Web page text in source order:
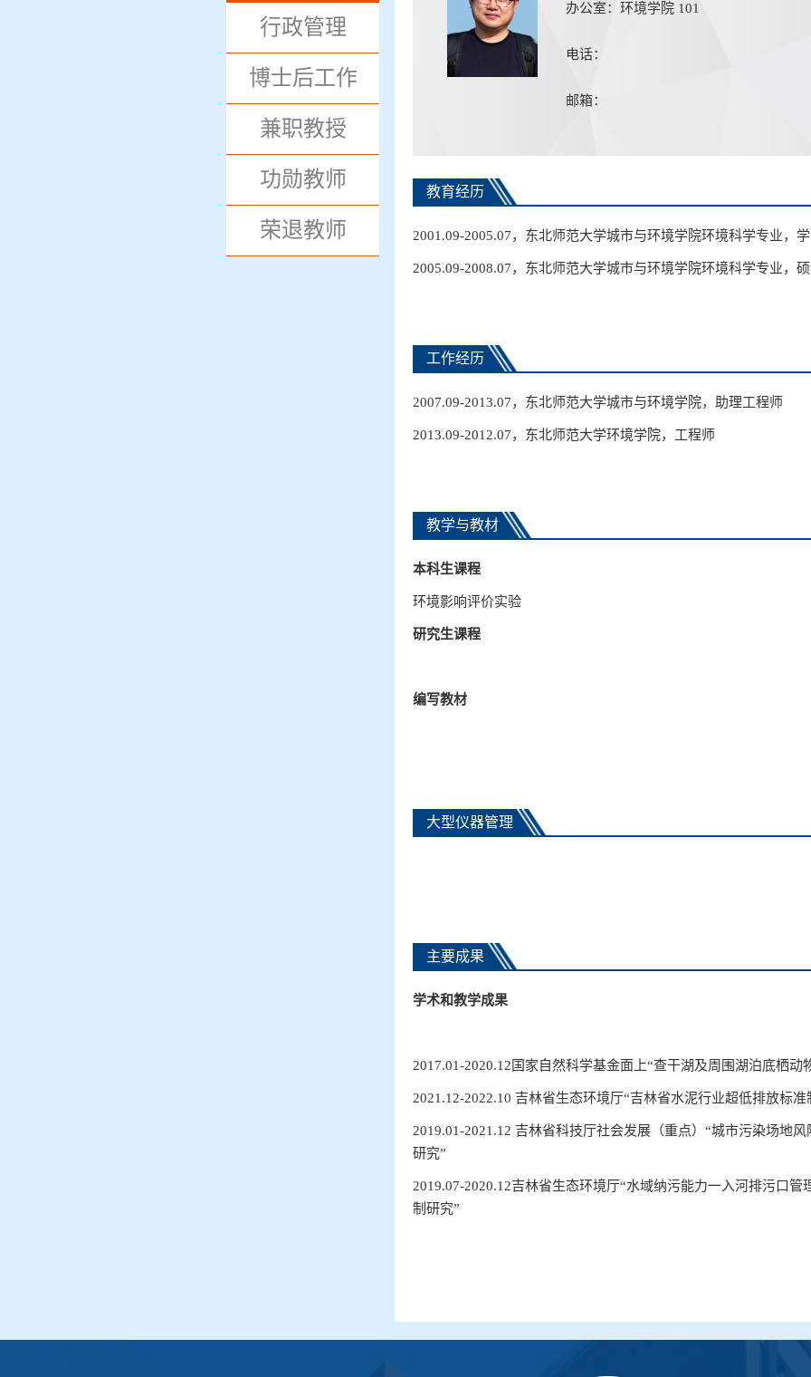
行政管理
博士后工作
兼职教授
功勋教师
荣退教师
办公室：环境学院 101
电话：
邮箱：
教育经历
2001.09-2005.07，东北师范大学城市与环境学院环境科学专业，
2005.09-2008.07，东北师范大学城市与环境学院环境科学专业，
工作经历
2007.09-2013.07，东北师范大学城市与环境学院，助理工程师
2013.09-2012.07，东北师范大学环境学院，工程师
教学与教材
本科生课程
环境影响评价实验
研究生课程
编写教材
大型仪器管理
主要成果
学术和教学成果
2017.01-2020.12 国家自然科学基金面上“查干湖及周围湖泊底栖动
2021.12-2022.10 吉林省生态环境厅“吉林省水泥行业超低排放标准
2019.01-2021.12 吉林省科技厅社会发展（重点）“城市污染场地风
研究”
2019.07-2020.12吉林省生态环境厅“水域纳污能力一入河排污口管
制研究”